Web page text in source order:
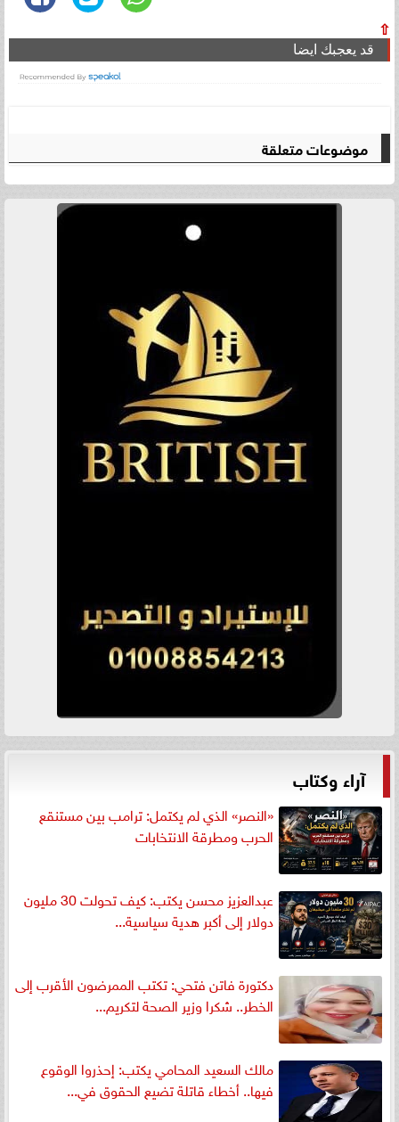
⇧
قد يعجبك ايضا
موضوعات متعلقة
آراء وكتاب
«النصر» الذي لم يكتمل: ترامب بين مستنقع
الحرب ومطرقة الانتخابات
عبدالعزيز محسن يكتب: كيف تحولت 30 مليون
دولار إلى أكبر هدية سياسية...
دكتورة فاتن فتحي: تكتب الممرضون الأقرب إلى
الخطر.. شكرا وزير الصحة لتكريم...
مالك السعيد المحامي يكتب: إحذروا الوقوع
فيها.. أخطاء قاتلة تضيع الحقوق في...